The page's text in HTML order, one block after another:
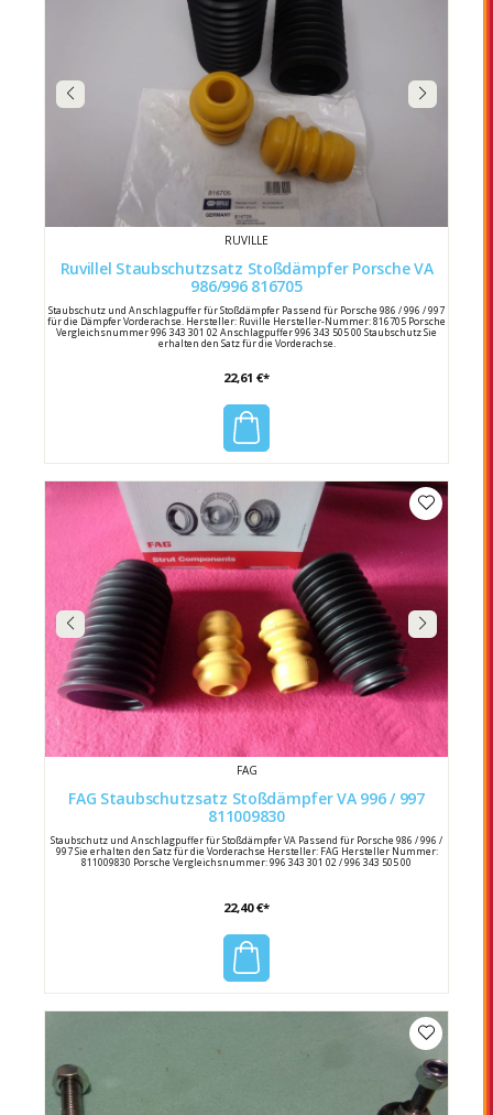
RUVILLE
Ruvillel Staubschutzsatz Stoßdämpfer Porsche VA
986/996 816705
Staubschutz und Anschlagpuffer für Stoßdämpfer Passend für Porsche 986 / 996 / 997
für die Dämpfer Vorderachse. Hersteller: Ruville Hersteller-Nummer: 816705 Porsche
Vergleichsnummer 996 343 301 02 Anschlagpuffer 996 343 505 00 Staubschutz Sie
erhalten den Satz für die Vorderachse.
22,61 €*
FAG
FAG Staubschutzsatz Stoßdämpfer VA 996 / 997
811009830
Staubschutz und Anschlagpuffer für Stoßdämpfer VA Passend für Porsche 986 / 996 /
997 Sie erhalten den Satz für die Vorderachse Hersteller: FAG Hersteller Nummer:
811009830 Porsche Vergleichsnummer: 996 343 301 02 / 996 343 505 00
22,40 €*